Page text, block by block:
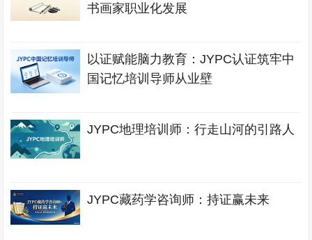
书画家职业化发展
以证赋能脑力教育：JYPC认证筑牢中
国记忆培训导师从业壁
JYPC地理培训师：行走山河的引路人
JYPC藏药学咨询师：持证赢未来